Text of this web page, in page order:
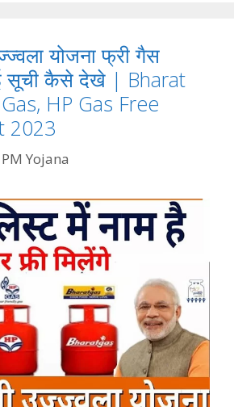
योजना फ्री गैस
सूची कैसे देखे | Bharat
HP Gas Free
2023
PM Yojana